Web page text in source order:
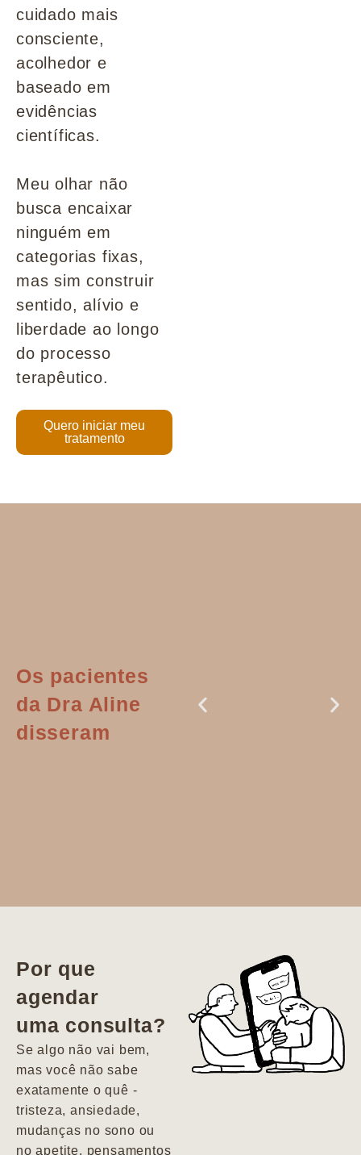
cuidado mais
consciente,
acolhedor e
baseado em
evidências
científicas.
Meu olhar não
busca encaixar
ninguém em
categorias fixas,
mas sim construir
sentido, alívio e
liberdade ao longo
do processo
terapêutico.
Quero iniciar meu
tratamento
Os pacientes
da Dra Aline
disseram
vida. Ela me
encontrou num
estado misto de
depressão e
agitação com
pensamentos
Por que
agendar
uma consulta?
Se algo não vai bem,
mas você não sabe
exatamente o quê -
tristeza, ansiedade,
mudanças no sono ou
no apetite, pensamentos